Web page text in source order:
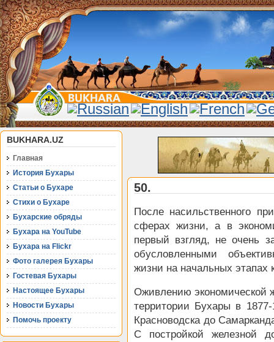
BUKHARA.UZ
Главная
История Бухары
Статьи о Бухаре
Стихи о Бухаре
Бухарские обряды
Бухара на YouTube
Бухара на Flickr
Фото галерея Бухары
Гостевая Бухары
Настоящее Бухары
Новости Бухары
Помочь проекту
50.
После насильственного
сферах жизни, а в
первый взгляд, не очень
обусловленными
жизни на начальных этапах
Оживлению экономической
территории Бухары в
Красноводска до
С постройкой железной